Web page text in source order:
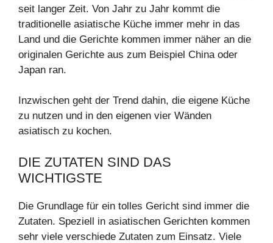
seit langer Zeit. Von Jahr zu Jahr kommt die
traditionelle asiatische Küche immer mehr in das
Land und die Gerichte kommen immer näher an die
originalen Gerichte aus zum Beispiel China oder
Japan ran.
Inzwischen geht der Trend dahin, die eigene Küche
zu nutzen und in den eigenen vier Wänden
asiatisch zu kochen.
DIE ZUTATEN SIND DAS
WICHTIGSTE
Die Grundlage für ein tolles Gericht sind immer die
Zutaten. Speziell in asiatischen Gerichten kommen
sehr viele verschiede Zutaten zum Einsatz. Viele